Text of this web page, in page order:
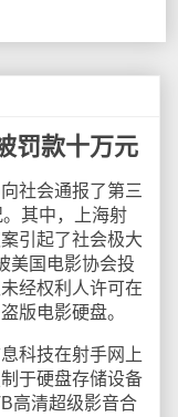
罚款十万元
社会通报了第三
其中，上海射
引起了社会极大
美国电影协会投
经权利人许可在
版电影硬盘。
科技在射手网上
于硬盘存储设备
高清超级影音合